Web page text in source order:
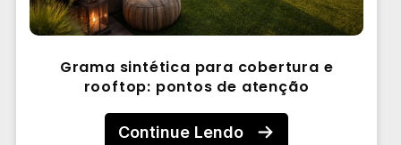
Grama sintética para cobertura e
rooftop: pontos de atenção
Continue Lendo